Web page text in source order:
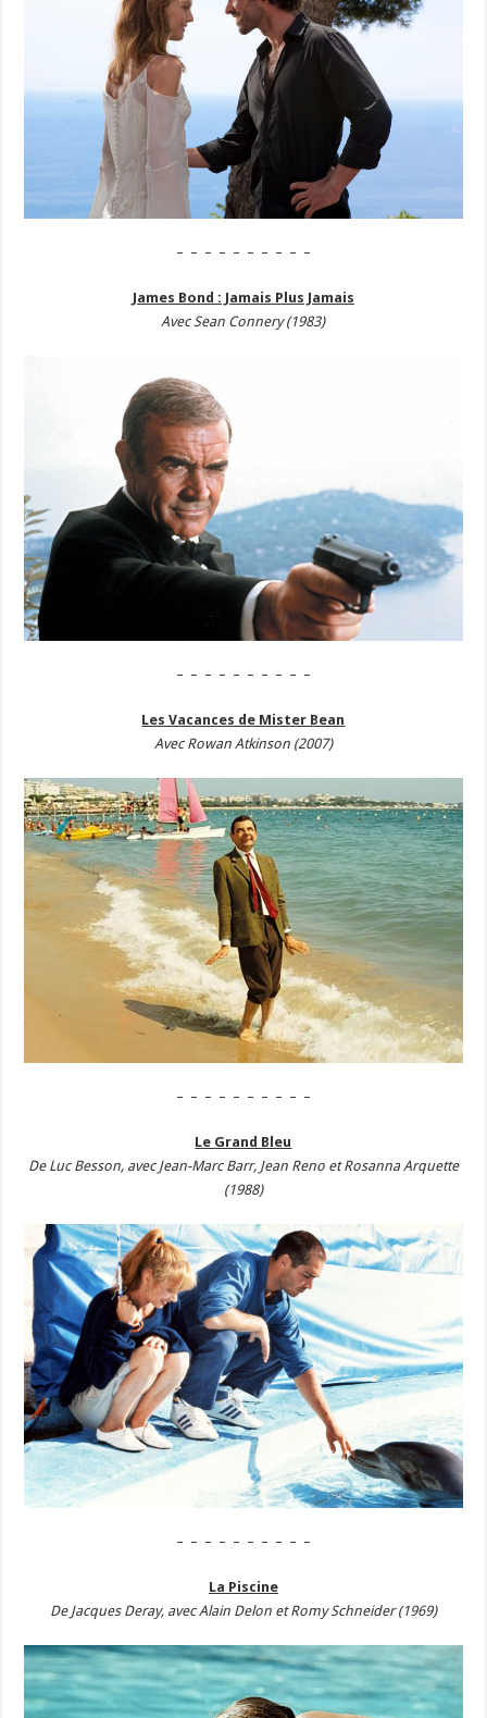
– – – – – – – – – –
James Bond : Jamais Plus Jamais
Avec Sean Connery (1983)
– – – – – – – – – –
Les Vacances de Mister Bean
Avec Rowan Atkinson (2007)
– – – – – – – – – –
Le Grand Bleu
De Luc Besson, avec Jean-Marc Barr, Jean Reno et Rosanna Arquette
(1988)
– – – – – – – – – –
La Piscine
De Jacques Deray, avec Alain Delon et Romy Schneider (1969)